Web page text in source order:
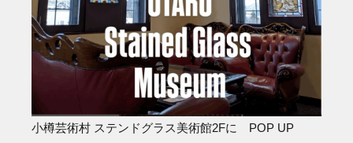
小樽芸術村 ステンドグラス美術館2Fに POP UP